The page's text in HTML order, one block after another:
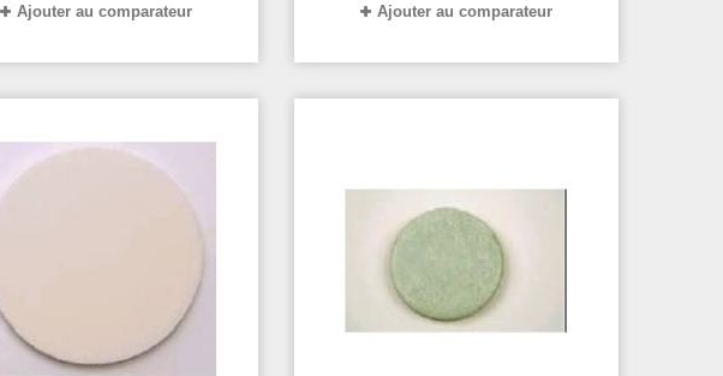
Ajouter au comparateur Ajouter au comparateur